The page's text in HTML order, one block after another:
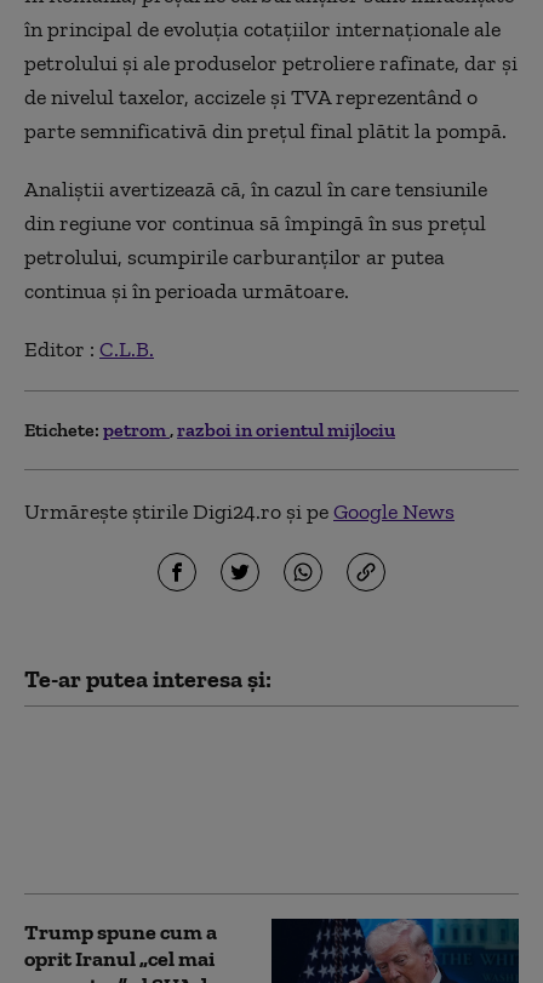
în principal de evoluţia cotaţiilor internaţionale ale
petrolului şi ale produselor petroliere rafinate, dar şi
de nivelul taxelor, accizele şi TVA reprezentând o
parte semnificativă din preţul final plătit la pompă.
Analiştii avertizează că, în cazul în care tensiunile
din regiune vor continua să împingă în sus preţul
petrolului, scumpirile carburanţilor ar putea
continua şi în perioada următoare.
Editor : C.L.B.
Etichete: petrom razboi in orientul mijlociu
Urmărește știrile Digi24.ro și peGoogle News
Te-ar putea interesa și:
Trump spune cum a
oprit Iranul „cel mai